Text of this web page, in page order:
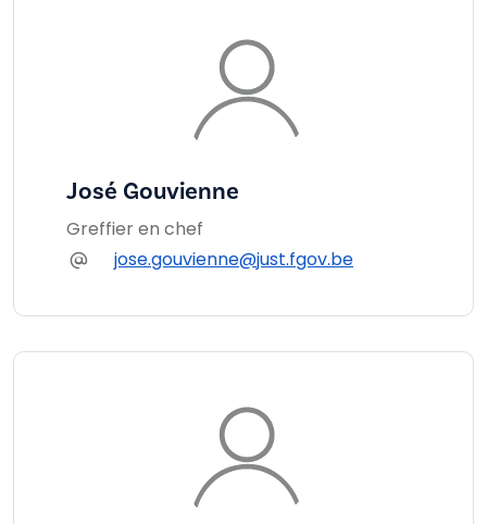
José Gouvienne
Greffier en chef
jose.gouvienne@just.fgov.be